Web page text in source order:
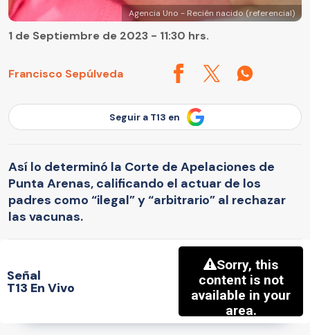
Agencia Uno - Recién nacido (referencial)
Francisco Sepúlveda
1 de Septiembre de 2023 - 11:30 hrs.
Seguir a T13 en
Así lo determinó la Corte de Apelaciones de
Punta Arenas, calificando el actuar de los
padres como “ilegal” y “arbitrario” al rechazar
las vacunas.
Señal
T13 En Vivo